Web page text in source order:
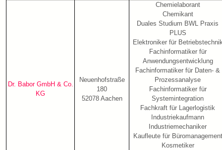
Dr. Babor GmbH & Co.
KG
Neuenhofstraße
180
52078 Aachen
Chemielaborant
Chemikant
Duales Studium BWL Praxis
PLUS
Elektroniker für
Fachinformatiker für
Anwendungsentwicklung
Fachinformatiker für Daten- &
Prozessanalyse
Fachinformatiker für
Systemintegration
Fachkraft für Lagerlogistik
Industriekaufmann
Industriemechaniker
Kaufleute für Büromanagement
Kosmetiker